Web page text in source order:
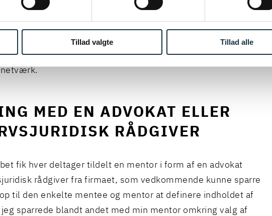
Tillad valgte Tillad alle
med en retssag, herunder hvordan man håndterer
interessant at få et mere praktisk perspektiv på juraen.
der god mulighed for at lære de andre deltagere at kende og
MED EN ADVOKAT ELLER
RÅDGIVER
fik hver deltager tildelt en mentor i form af en advokat
rådgiver fra firmaet, som vedkommende kunne sparre
til den enkelte mentee og mentor at definere indholdet af
sparrede blandt andet med min mentor omkring valg af